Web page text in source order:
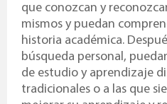
que conozcan y
mismos y puedan
historia académica.
búsqueda personal,
de estudio y aprendizaje
tradicionales o a las que